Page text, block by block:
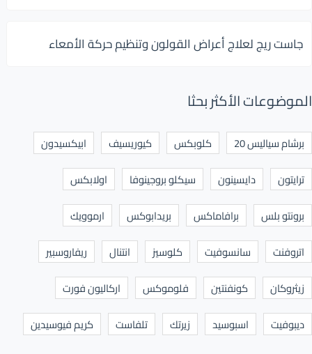
جاست ريج لعلاج أعراض القولون وتنظيم حركة الأمعاء
الموضوعات الأكثر بحثا
برشام سياليس 20 كلوبكس كيوريسيف
ابيكسيدون
ترايتون
دايسينون سيكلو بروجينوفا
اولابكس
برونتو بلس
برافاماكس بريدابوكس
ارموويك
اتروفنت
سانسوفيت كلوسيز انتنال
ريفاروسبير
زيثروكان
كونفنتين فلوموكس
اركاليون فورت
ديبوفيت
اسبوسيد زيرتك تلفاست كريم فيوسيدين